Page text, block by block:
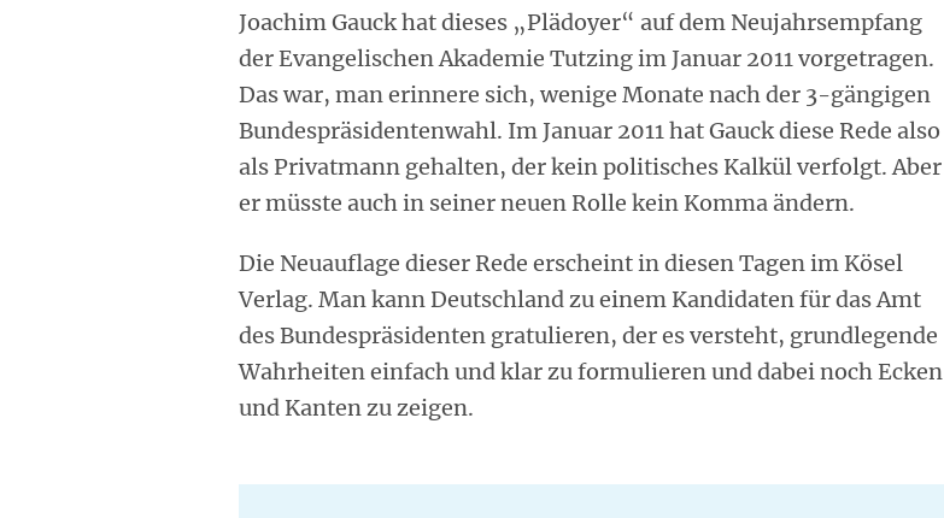
Joachim Gauck hat dieses „Plädoyer“ auf dem Neujahrsempfang
der Evangelischen Akademie Tutzing im Januar 2011 vorgetragen.
Das war, man erinnere sich, wenige Monate nach der 3-gängigen
Bundespräsidentenwahl. Im Januar 2011 hat Gauck diese Rede also
als Privatmann gehalten, der kein politisches Kalkül verfolgt. Aber
er müsste auch in seiner neuen Rolle kein Komma ändern.
Die Neuauflage dieser Rede erscheint in diesen Tagen im Kösel
Verlag. Man kann Deutschland zu einem Kandidaten für das Amt
des Bundespräsidenten gratulieren, der es versteht, grundlegende
Wahrheiten einfach und klar zu formulieren und dabei noch Ecken
und Kanten zu zeigen.